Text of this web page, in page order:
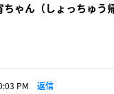
ゃん（しょっちゅう
PM 返信